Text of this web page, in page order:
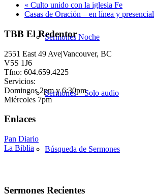
Sermones Noche
Sermones – Solo audio
Búsqueda de Sermones
« Culto unido con la iglesia Fe
Casas de Oración – en línea y presencial
TBB El Redentor
2551 East 49 Ave|Vancouver, BC
V5S 1J6
Tfno: 604.659.4225
Servicios:
Domingos 2pm y 6:30pm
Miércoles 7pm
Enlaces
Pan Diario
La Biblia
Sermones Recientes